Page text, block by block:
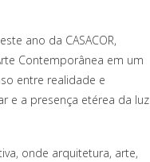
ano da CASACOR,
Contemporânea em um
entre realidade e
e a presença etérea da luz
onde arquitetura, arte,